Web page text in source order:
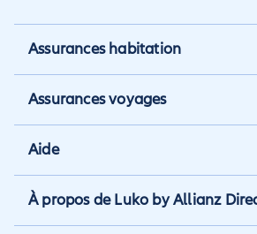
Assurances habitation
Assurance habitation
Assurance locataire
Assurance propriétaire non
occupant
Assurances voyages
Assurance vacances
Assurance annulation
Assurance annuelle
Aide
Aide et contact
Aide habitation
À propos de Luko by Allianz